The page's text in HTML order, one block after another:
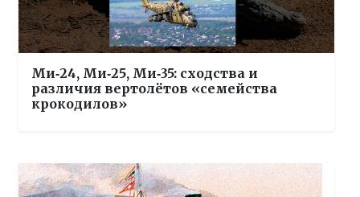
Ми‑24, Ми‑25, Ми‑35: сходства и
различия вертолётов «семейства
крокодилов»